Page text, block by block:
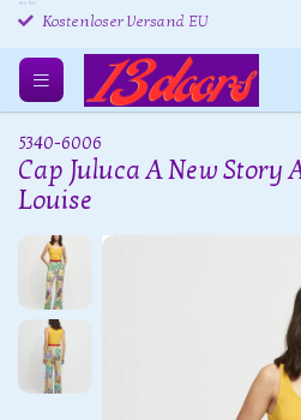
Kostenloser Versand EU
Kostenlose Rücksendung
5340-6006
Cap Juluca A New Story
Louise